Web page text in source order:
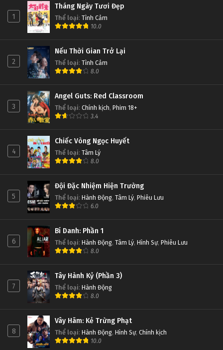
1
Tháng Ngày Tươi Đẹp
Thể loại: Tình Cảm
10.0
2
Nếu Thời Gian Trở Lại
Thể loại: Tình Cảm
8.0
3
Angel Guts: Red Classroom
Thể loại: Chính kịch, Phim 18+
3.4
4
Chiếc Vòng Ngọc Huyết
Thể loại: Tâm Lý
8.0
5
Đội Đặc Nhiệm Hiện Trường
Thể loại: Hành Động, Tâm Lý, Phiêu Lưu
6.0
6
Bí Danh: Phần 1
Thể loại: Hành Động, Tâm Lý, Hình Sự, Phiêu Lưu
8.0
7
Tây Hành Kỷ (Phần 3)
Thể loại: Hành Động
8.0
8
Vây Hãm: Kẻ Trừng Phạt
Thể loại: Hành Động, Hình Sự, Chính kịch
10.0